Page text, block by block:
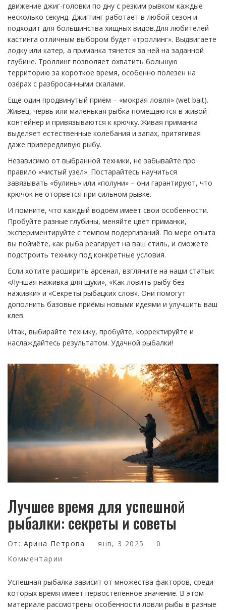
движение джиг-головки по дну с резким рывком каждые
несколько секунд. Джиггинг работает в любой сезон и
подходит для большинства хищных видов.Для любителей
кастинга отличным выбором будет «троллинг». Выдвигаете
лодку или катер, а приманка тянется за ней на заданной
глубине. Троллинг позволяет охватить большую
территорию за короткое время, особенно полезен на
озёрах с разбросанными скалами.
Еще один продвинутый приём – «мокрая ловля» (wet bait).
Живец, червь или маленькая рыбка помещаются в живой
контейнер и привязываются к крючку. Живая приманка
выделяет естественные колебания и запах, притягивая
даже привередливую рыбу.
Независимо от выбранной техники, не забывайте про
правило «чистый узел». Постарайтесь научиться
завязывать «булинь» или «полуни» – они гарантируют, что
крючок не оторвётся при сильном рывке.
И помните, что каждый водоём имеет свои особенности.
Пробуйте разные глубины, меняйте цвет приманки,
экспериментируйте с темпом подергиваний. По мере опыта
вы поймёте, как рыба реагирует на ваш стиль, и сможете
подстроить технику под конкретные условия.
Если хотите расширить арсенал, взгляните на наши статьи:
«Лучшая наживка для щуки», «Как ловить рыбу без
наживки» и «Секреты рыбацких слов». Они помогут
дополнить базовые приёмы новыми идеями и улучшить ваш
клев.
Итак, выбирайте технику, пробуйте, корректируйте и
наслаждайтесь результатом. Удачной рыбалки!
Лучшее время для успешной
рыбалки: секреты и советы
От: Арина Петрова янв, 3 2025
0
Комментарии
Успешная рыбалка зависит от множества факторов, среди
которых время имеет первостепенное значение. В этом
материале рассмотрены особенности ловли рыбы в разные